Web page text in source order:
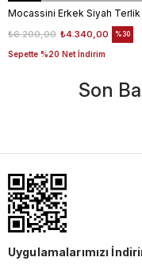
Mocassini Erkek Siyah
₺4.340,00
₺6.200,00
Sepette %20 Net İndirim
%30
Son
Uygulamalarımızı